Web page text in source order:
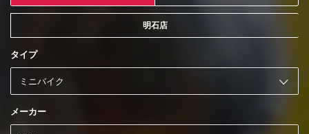
明石店
タイプ
メーカー